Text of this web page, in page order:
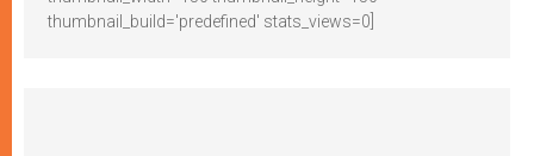
thumbnail_build='predefined' stats_views=0]